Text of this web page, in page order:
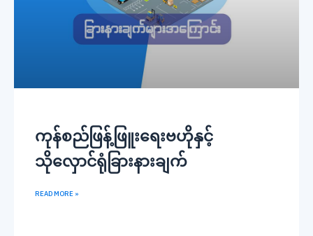
ကုန်စည်ဖြန့်ဖြူးရေးဗဟိုနှင့်
သိုလှောင်ရုံခြားနားချက်
READ MORE »